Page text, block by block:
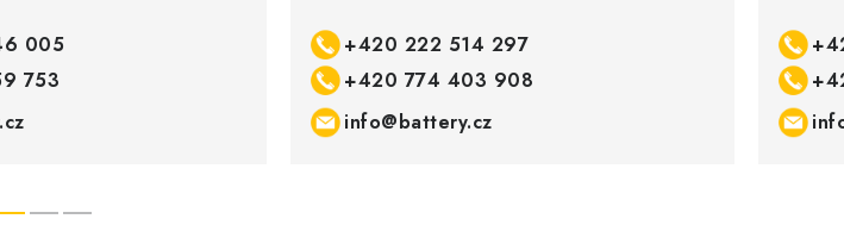
005
753
+420 222 514 297
+420 774 403 908
info@battery.cz